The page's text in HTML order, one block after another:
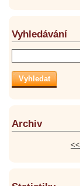
Vyhledávání
Archiv
<<